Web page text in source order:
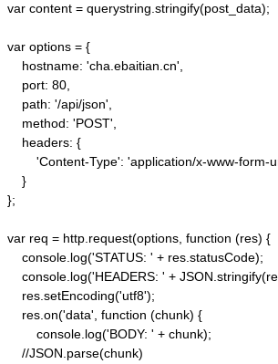
var content = querystring.stringify(post_data);
var options = {
    hostname: 'cha.ebaitian.cn',
    port: 80,
    path: '/api/json',
    method: 'POST',
    headers: {
'Content-Type': 'application/x-www-
    }
};
var req = http.request(options, function (res) {
    console.log('STATUS: ' + res.statusCode);
console.log('HEADERS: ' +
    res.setEncoding('utf8');
    res.on('data', function (chunk) {
        console.log('BODY: ' + chunk);
    //JSON.parse(chunk)